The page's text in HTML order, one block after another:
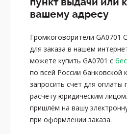
вашему адресу
Громкоговорители GA0701
для заказа в нашем
можете купить GA0701 с
по всей России банковской
запросить счет для оплаты
расчету юридическим
пришлём на вашу
при оформлении заказа.